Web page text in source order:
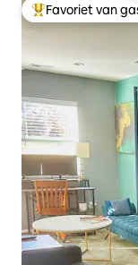
Topfavoriet van
Favoriet van